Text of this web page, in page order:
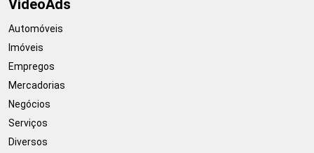
VideoAds
Automóveis
Imóveis
Empregos
Mercadorias
Negócios
Serviços
Diversos